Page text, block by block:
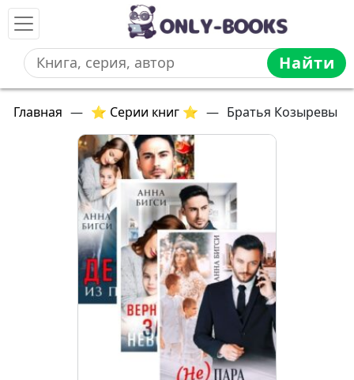
Найти
Главная — ⭐ Серии книг ⭐ — Братья Козыревы